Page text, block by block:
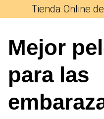
Tienda Online
Mejor
para las